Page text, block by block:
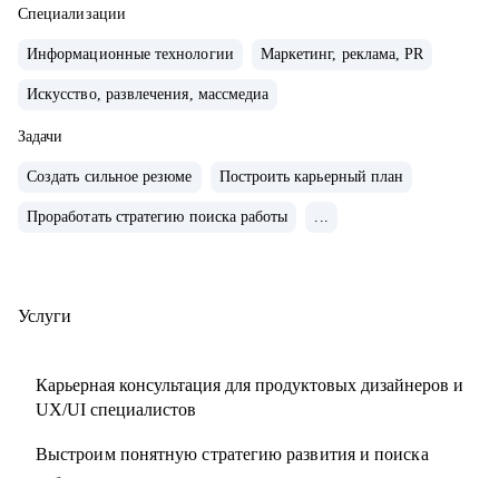
• Знаю, как пройти путь от курсов до оффера — сама его
• Помогаю выстроить карьерную траекторию — в IT, после
смены профессии, перерыва или выгорания
• Прокачать резюме, портфолио, профиль на hh
• Подготовиться к собеседованию: от уверенной
• Разобраться, с чего начать карьеру: куда идти, как
• Поддержать в переходе: из смежной профессии, после
фриланса, выгорания или декрета
Кому могу помочь:
Специализации
Информационные технологии Маркетинг, реклама, PR
Искусство, развлечения, массмедиа
Задачи
Создать сильное резюме Построить карьерный план
Проработать стратегию поиска работы ...
Услуги
Карьерная консультация для продуктовых дизайнеров и
UX/UI специалистов
Выстроим понятную стратегию развития и поиска